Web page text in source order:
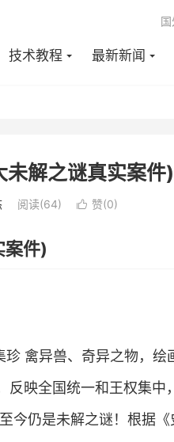
技术教程 最新新闻
解之谜真实案件)
阅读(64)  赞(0)
案件)
禽异兽、奇异之物，绘
映全国统一和王权集中
今仍是未解之谜！根据《